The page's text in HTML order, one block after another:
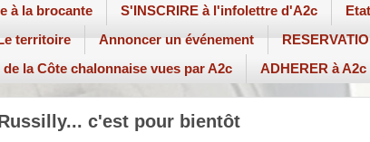
à la brocante S'INSCRIRE à l'infolettre d'A2c
territoire Annoncer un événement
la Côte chalonnaise vues par A2c
ADHERER à A2c
c'est pour bientôt